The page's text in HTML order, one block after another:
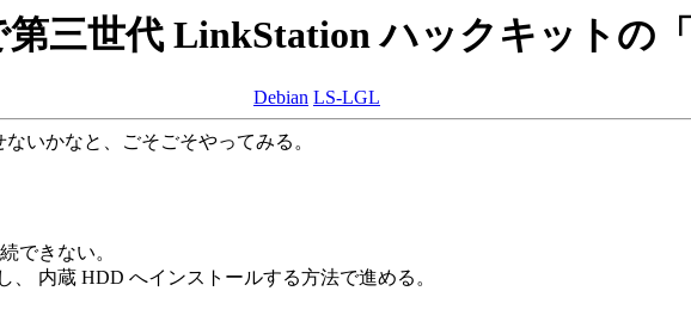
三世代 LinkStation ハックキットの「
Debian LS-LGL
ないかなと、ごそごそやってみる。
できない。
、 内蔵 HDD へインストールする方法で進める。